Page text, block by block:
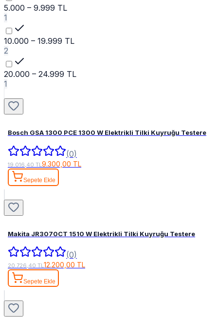
5.000 – 9.999 TL
1
10.000 – 19.999 TL
2
20.000 – 24.999 TL
1
Bosch GSA 1300 PCE 1300 W Elektrikli Tilki Kuyruğu Testere
(0)
19.016,40 TL 9.300,00 TL
Sepete Ekle
Makita JR3070CT 1510 W Elektrikli Tilki Kuyruğu Testere
(0)
20.726,40 TL12.200,00 TL
Sepete Ekle